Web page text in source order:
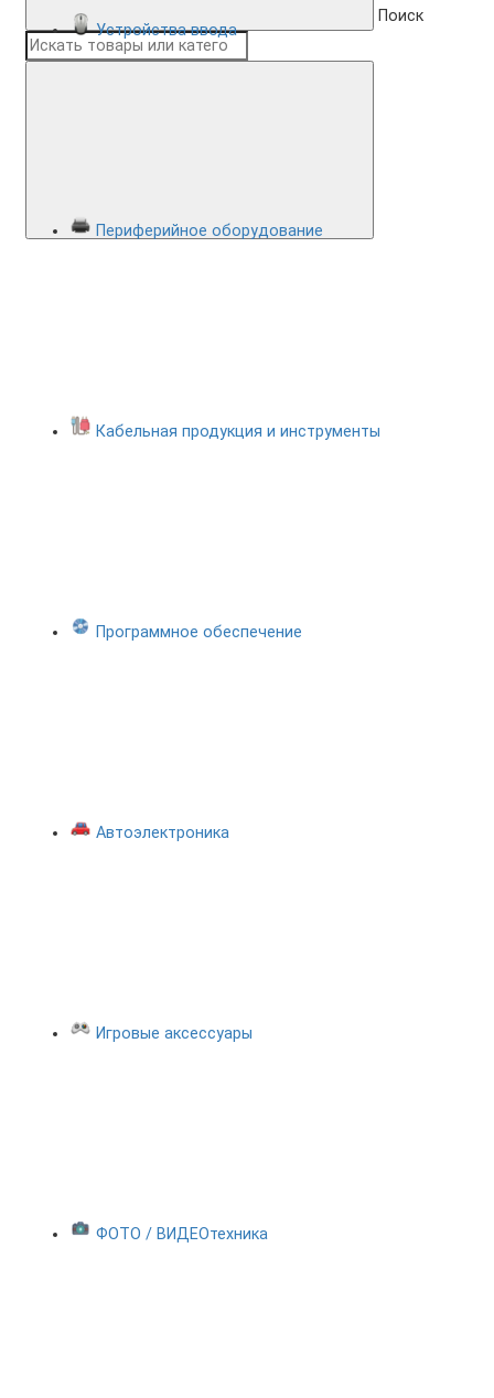
Поиск
Устройства ввода
Периферийное оборудование
Кабельная продукция и инструменты
Программное обеспечение
Автоэлектроника
Игровые аксессуары
ФОТО / ВИДЕОтехника